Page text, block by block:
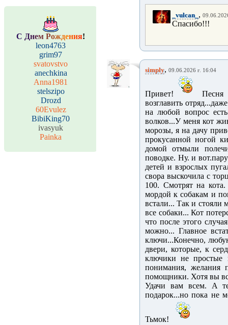
С Днем Рождения!
leon4763
grim97
svatovstvo
anechkina
Anna1981
stelszipo
Drozd
60Evulez
BibiKing70
ivasyuk
Painka
_vulcan_ ,
Спасибо!!!
simply, 09.06.2026 г. 16:04
Привет!
Песня
возглавить
на любой вопрос
волков...У меня кот
морозы, я на дачу
прокусанной ногой
домой отмыли
поводке. Ну. и
детей и взрослых
свора выскочила с
100. Смотрят на
мордой к собакам и
встали... Так и стояли
все собаки... Кот
что после этого
можно... Главное
ключи...Конечно,
двери, которые, к
ключики не простые
понимания, желания
помощники. Хотя вы
Удачи вам всем. А
подарок...но пока не
Тьмок!